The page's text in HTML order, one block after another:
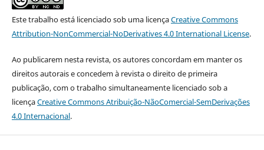
Este trabalho está licenciado sob uma licençaCreative Commons
Attribution-NonCommercial-NoDerivatives 4.0 International License.
Ao publicarem nesta revista, os autores concordam em manter os
direitos autorais e concedem à revista o direito de primeira
publicação, com o trabalho simultaneamente licenciado sob a
licençaCreative Commons Atribuição-NãoComercial-SemDerivações
4.0 Internacional.